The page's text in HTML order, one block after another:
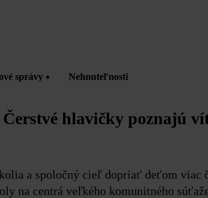
správy Nehnuteľnosti
hlavičky poznajú
a spoločný cieľ dopriať deťom
na centrá veľkého komunitného